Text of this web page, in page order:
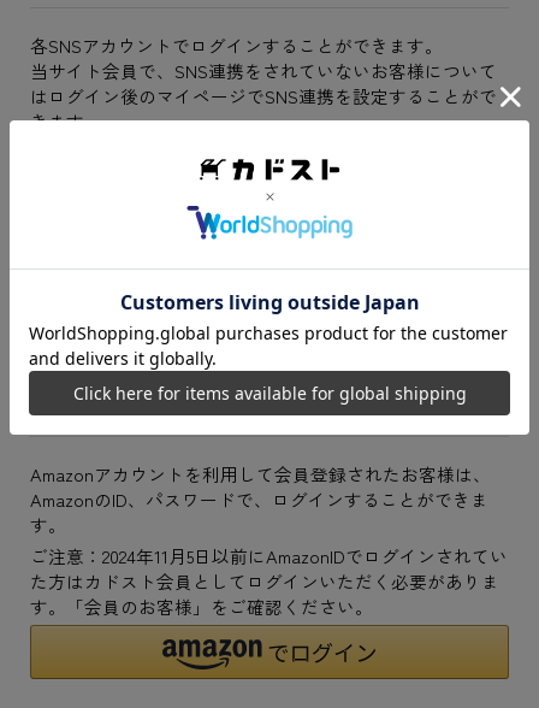
各SNSアカウントでログインすることができます。
当サイト会員で、SNS連携をされていないお客様について
はログイン後のマイページでSNS連携を設定することがで
きます。
LINEでログイン
Googleでログイン
Amazonアカウントをお持ちの方
Amazonアカウントを利用して会員登録されたお客様は、
AmazonのID、パスワードで、ログインすることができま
す。
ご注意：2024年11月5日以前にAmazonIDでログインされてい
た方はカドスト会員としてログインいただく必要がありま
す。「会員のお客様」をご確認ください。